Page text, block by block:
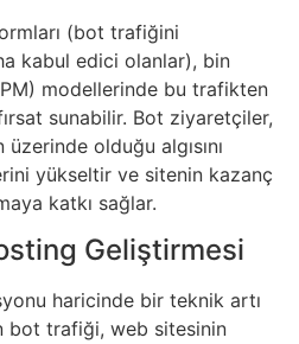
(bot trafiğini
kabul edici olanlar), bin
modellerinde bu trafikten
sunabilir. Bot ziyaretçiler,
olduğu algısını
yükseltir ve sitenin kazanç
katkı sağlar.
Geliştirmesi
haricinde bir teknik artı
bot trafiği, web sitesinin